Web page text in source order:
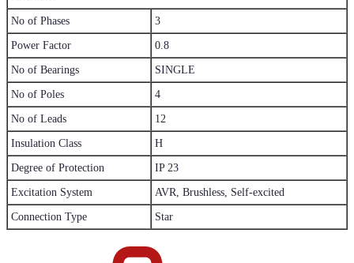
No of Phases 3
Power Factor 0.8
No of Bearings SINGLE
No of Poles 4
No of Leads 12
Insulation Class H
Degree of Protection IP 23
Excitation System AVR, Brushless, Self-excited
Connection Type Star